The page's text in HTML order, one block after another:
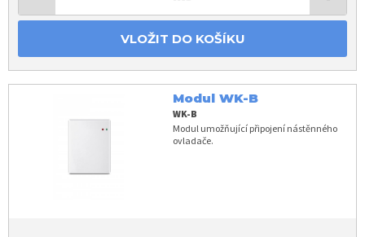
VLOŽIT DO KOŠÍKU
Modul WK-B
WK-B
Modul umožňující připojení nástěnného
ovladače.